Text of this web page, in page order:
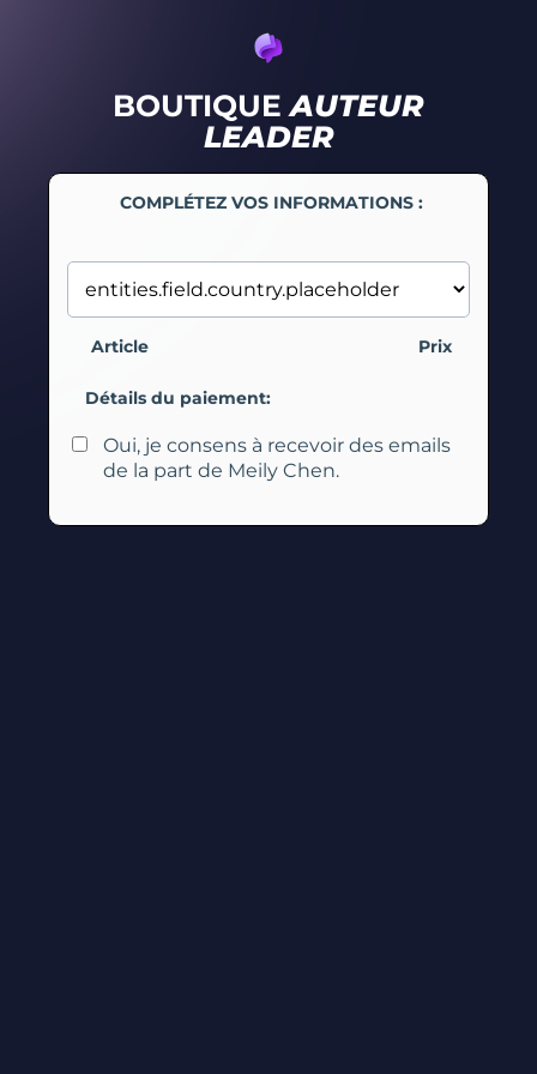
BOUTIQUEAUTEUR
LEADER
COMPLÉTEZ VOS INFORMATIONS :
Article Prix
Détails du paiement:
Oui, je consens à recevoir des emails
de la part de Meily Chen.